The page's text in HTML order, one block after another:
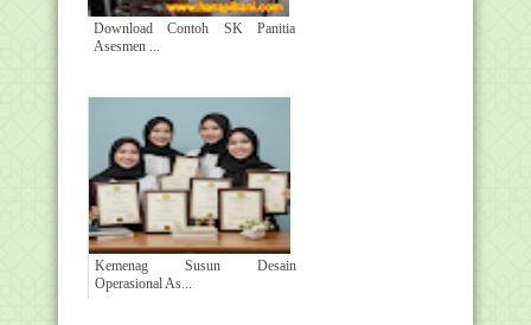
Download Contoh SK Panitia
Asesmen ...
Kemenag Susun Desain
Operasional As...